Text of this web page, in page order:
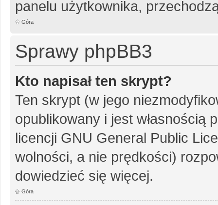
panelu użytkownika,
Góra
Sprawy phpBB3
Kto napisał ten skrypt?
Ten skrypt (w jego
opublikowany i jest własnością
licencji GNU General Public
wolności, a nie prędkości)
dowiedzieć się więcej.
Góra